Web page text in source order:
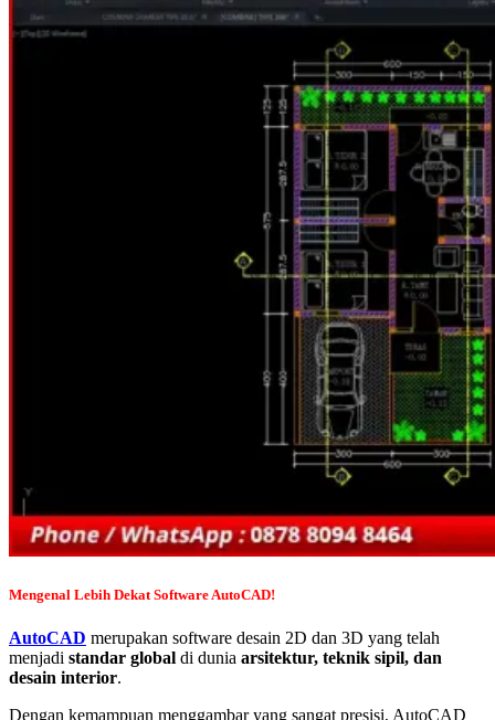
Mengenal Lebih Dekat Software AutoCAD!
AutoCAD merupakan software desain 2D dan 3D yang telah
menjadi standar global di dunia arsitektur, teknik sipil, dan
desain interior.
Dengan kemampuan menggambar yang sangat presisi, AutoCAD